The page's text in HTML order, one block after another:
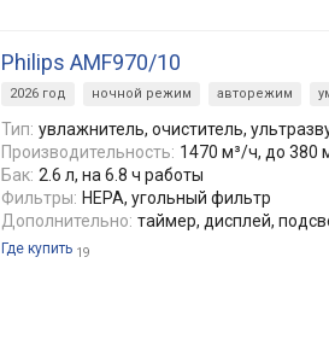
Philips AMF970/10
2026 год ночной режим авторежим
Тип: увлажнитель, очиститель,
Производительность: 1470 м³/ч, до 380
Бак: 2.6 л, на 6.8 ч работы
Фильтры: HEPA, угольный фильтр
Дополнительно: таймер, дисплей,
Где купить 19